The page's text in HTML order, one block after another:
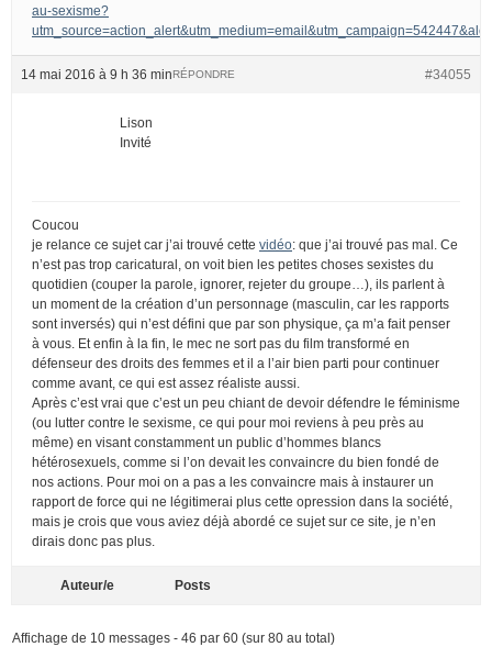
au-sexisme?
14 mai 2016 à 9 h 36 min #34055
RÉPONDRE
Lison
Invité
Coucou
je relance ce sujet car j’ai trouvé cette vidéo: que j’ai trouvé pas mal. Ce
n’est pas trop caricatural, on voit bien les petites choses sexistes du
quotidien (couper la parole, ignorer, rejeter du groupe…), ils parlent à
un moment de la création d’un personnage (masculin, car les rapports
sont inversés) qui n’est défini que par son physique, ça m’a fait penser
à vous. Et enfin à la fin, le mec ne sort pas du film transformé en
défenseur des droits des femmes et il a l’air bien parti pour continuer
comme avant, ce qui est assez réaliste aussi.
Après c’est vrai que c’est un peu chiant de devoir défendre le féminisme
(ou lutter contre le sexisme, ce qui pour moi reviens à peu près au
même) en visant constamment un public d’hommes blancs
hétérosexuels, comme si l’on devait les convaincre du bien fondé de
nos actions. Pour moi on a pas a les convaincre mais à instaurer un
rapport de force qui ne légitimerai plus cette opression dans la société,
mais je crois que vous aviez déjà abordé ce sujet sur ce site, je n’en
dirais donc pas plus.
Auteur/e Posts
Affichage de 10 messages - 46 par 60 (sur 80 au total)